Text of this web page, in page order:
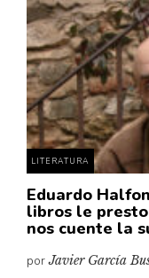
LITERATURA
Eduardo
libros le
nos cuente la
porJavier García